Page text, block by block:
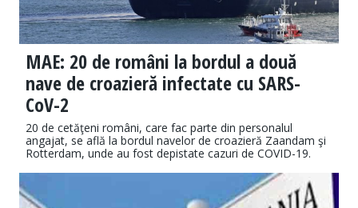
MAE: 20 de români la bordul a două
nave de croazieră infectate cu SARS-
CoV-2
20 de cetăţeni români, care fac parte din personalul
angajat, se află la bordul navelor de croazieră Zaandam şi
Rotterdam, unde au fost depistate cazuri de COVID-19.